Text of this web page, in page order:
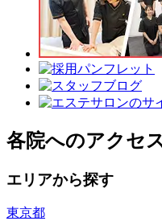
各院へのアクセ
エリアから探す
東京都